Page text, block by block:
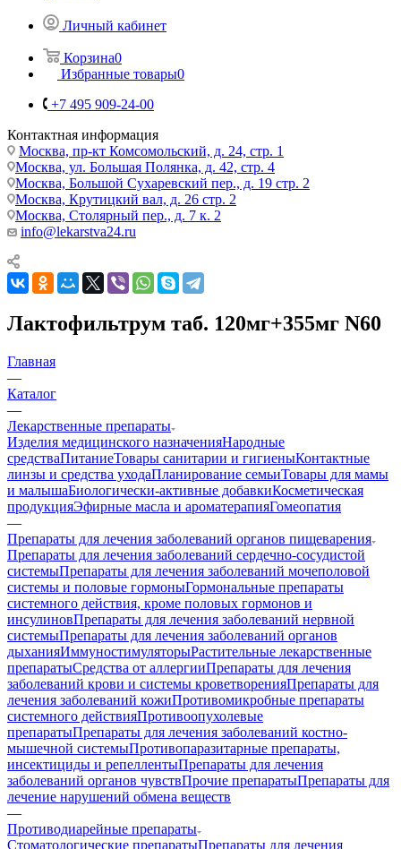
Личный кабинет
Корзина0
Избранные товары0
+7 495 909-24-00
Контактная информация
Москва, пр-кт Комсомольский, д. 24, стр. 1
Москва, ул. Большая Полянка, д. 42, стр. 4
Москва, Большой Сухаревский пер., д. 19 стр. 2
Москва, Крутицкий вал, д. 26 стр. 2
Москва, Столярный пер., д. 7 к. 2
info@lekarstva24.ru
Лактофильтрум таб. 120мг+355мг N60
Главная
—
Каталог
—
Лекарственные препараты
Изделия медицинского назначенияНародные
средстваПитаниеТовары санитарии и гигиеныКонтактные
линзы и средства уходаПланирование семьиТовары для мамы
и малышаБиологически-активные добавкиКосметическая
продукцияЭфирные масла и ароматерапияГомеопатия
—
Препараты для лечения заболеваний органов пищеварения
Препараты для лечения заболеваний сердечно-сосудистой
системыПрепараты для лечения заболеваний мочеполовой
системы и половые гормоныГормональные препараты
системного действия, кроме половых гормонов и
инсулиновПрепараты для лечения заболеваний нервной
системыПрепараты для лечения заболеваний органов
дыханияИммуностимуляторыРастительные лекарственные
препаратыСредства от аллергииПрепараты для лечения
заболеваний крови и системы кроветворенияПрепараты для
лечения заболеваний кожиПротивомикробные препараты
системного действияПротивоопухолевые
препаратыПрепараты для лечения заболеваний костно-
мышечной системыПротивопаразитарные препараты,
инсектициды и репеллентыПрепараты для лечения
заболеваний органов чувствПрочие препаратыПрепараты для
лечение нарушений обмена веществ
—
Противодиарейные препараты
Стоматологические препаратыПрепараты для лечения